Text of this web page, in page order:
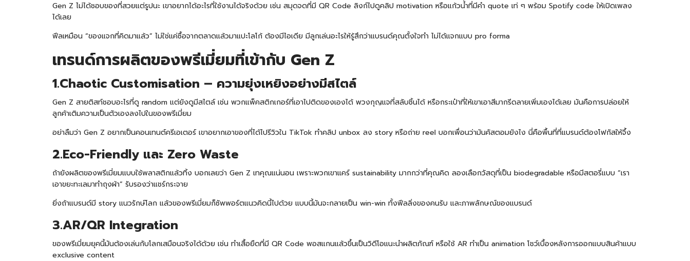
Gen Z ไม่ได้ชอบของที่สวยแต่รูปนะ เขาอยากได้อะไรที่ใช้งานได้จริงด้วย เช่น สมุดจดที่มี QR Code ลิงก์ไปดูคลิป motivation หรือแก้วน้ำที่มีคำ quote เท่ ๆ พร้อม Spotify code ให้เปิดเพลง
ได้เลย
ฟีลเหมือน “ของแจกที่คิดมาแล้ว” ไม่ใช่แค่ซื้อจากตลาดแล้วมาแปะโลโก้ ต้องมีไอเดีย มีลูกเล่นอะไรให้รู้สึกว่าแบรนด์คุณตั้งใจทำ ไม่ได้แจกแบบ pro forma
เทรนด์การผลิตของพรีเมี่ยมที่เข้ากับ Gen Z
1.Chaotic Customisation – ความยุ่งเหยิงอย่างมีสไตล์
Gen Z สายติสท์ชอบอะไรที่ดู random แต่ยังดูมีสไตล์ เช่น พวกแพ็คสติกเกอร์ที่เอาไปติดของเองได้ พวงกุญแจที่สลับชิ้นได้ หรือกระเป๋าที่ให้เขาเอาสีมากรีดลายเพิ่มเองได้เลย มันคือการปล่อยให้
ลูกค้าเติมความเป็นตัวเองลงไปในของพรีเมี่ยม
อย่าลืมว่า Gen Z อยากเป็นคอนเทนต์ครีเอเตอร์ เขาอยากเอาของที่ได้ไปรีวิวใน TikTok ทำคลิป unbox ลง story หรือถ่าย reel บอกเพื่อนว่ามันคัสตอมยังไง นี่คือพื้นที่ที่แบรนด์ต้องโฟกัสให้จึ้ง
2.Eco-Friendly และ Zero Waste
ถ้ายังผลิตของพรีเมี่ยมแบบใช้พลาสติกแล้วทิ้ง บอกเลยว่า Gen Z เทคุณแน่นอน เพราะพวกเขาแคร์ sustainability มากกว่าที่คุณคิด ลองเลือกวัสดุที่เป็น biodegradable หรือมีสตอรี่แบบ “เรา
เอาขยะทะเลมาทำถุงผ้า” รับรองว่าแชร์กระจาย
ยิ่งถ้าแบรนด์มี story แนวรักษ์โลก แล้วของพรีเมี่ยมก็ซัพพอร์ตแนวคิดนี้ไปด้วย แบบนี้มันจะกลายเป็น win-win ทั้งฟีลลิ่งของคนรับ และภาพลักษณ์ของแบรนด์
3.AR/QR Integration
ของพรีเมี่ยมยุคนี้มันต้องเล่นกับโลกเสมือนจริงได้ด้วย เช่น ทำเสื้อยืดที่มี QR Code พอสแกนแล้วขึ้นเป็นวิดีโอแนะนำผลิตภัณฑ์ หรือใช้ AR ทำเป็น animation โชว์เบื้องหลังการออกแบบสินค้าแบบ
exclusive content